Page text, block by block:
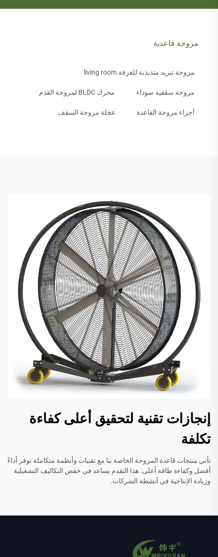
مروحة قاعدية
مروحة تبريد متذبذبة للغرفة living room
مروحة سقفية سوداء محرك BLDC لمروحة القدم
أجزاء مروحة القاعدة عجلة مروحة السقف
إنجازات تقنية لتحقيق أعلى كفاءة
تكلفة
تأتي منتجات قاعدة المروحة الخاصة بنا مع تقنيات وأنظمة متكاملة توفر أداءً
أفضل وكفاءة طاقة أعلى. هذا التقدم يساعد في خفض التكاليف التشغيلية
وزيادة الإنتاجية في أنشطة الشركات.